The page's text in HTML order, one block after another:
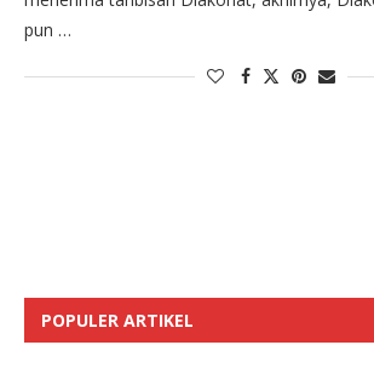
pun …
POPULER ARTIKEL